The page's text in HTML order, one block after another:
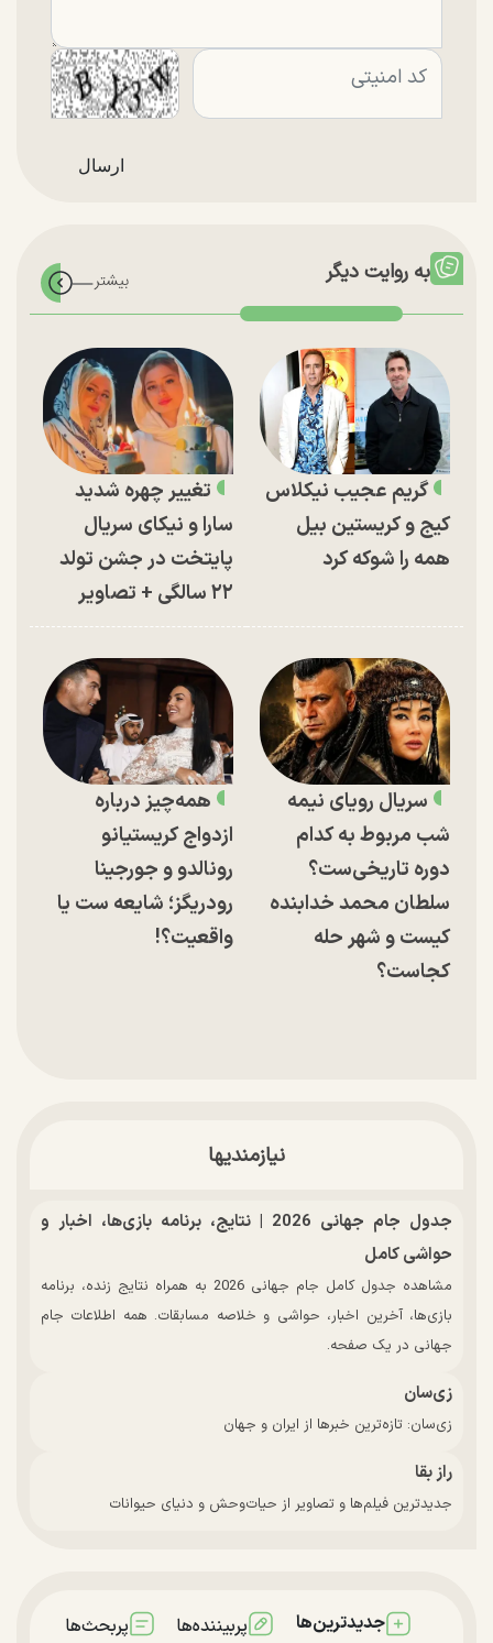
به روایت دیگر
گریم عجیب نیکلاس
کیج و کریستین بیل
همه را شوکه کرد
تغییر چهره شدید
سارا و نیکای سریال
پایتخت در جشن تولد
۲۲ سالگی + تصاویر
سریال رویای نیمه
شب مربوط به کدام
دوره تاریخی‌ست؟
سلطان محمد خدابنده
کیست و شهر حله
کجاست؟
همه‌چیز درباره
ازدواج کریستیانو
رونالدو و جورجینا
رودریگز؛ شایعه ست یا
واقعیت؟!
نیازمندیها
جدول جام جهانی 2026 | نتایج، برنامه بازی‌ها، اخبار و
حواشی کامل
مشاهده جدول کامل جام جهانی 2026 به همراه نتایج زنده، برنامه
بازی‌ها، آخرین اخبار، حواشی و خلاصه مسابقات. همه اطلاعات جام
جهانی در یک صفحه.
زی‌سان
زی‌سان: تازه‌ترین خبرها از ایران و جهان
راز بقا
جدیدترین فیلم‌ها و تصاویر از حیات‌وحش و دنیای حیوانات
جدیدترین‌ها پربیننده‌ها پربحث‌ها